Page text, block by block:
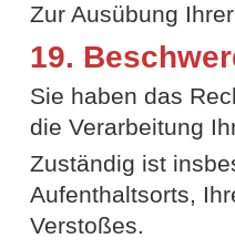
Zur Ausübung
19.
Sie haben das
die Verarbeitung
Zuständig ist
Aufenthaltsorts,
Verstoßes.